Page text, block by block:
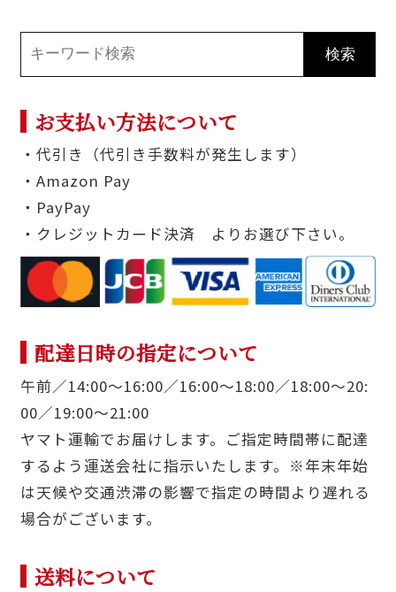
お支払い方法について
・代引き（代引き手数料が発生します）
・Amazon Pay
・PayPay
・クレジットカード決済 よりお選び下さい。
配達日時の指定について
午前／14:00〜16:00／16:00〜18:00／18:00〜20:
00／19:00〜21:00
ヤマト運輸でお届けします。ご指定時間帯に配達
するよう運送会社に指示いたします。※年末年始
は天候や交通渋滞の影響で指定の時間より遅れる
場合がございます。
送料について